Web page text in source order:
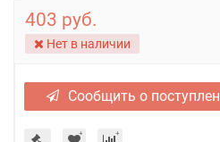
403 руб.
Нет в наличии
Сообщить о